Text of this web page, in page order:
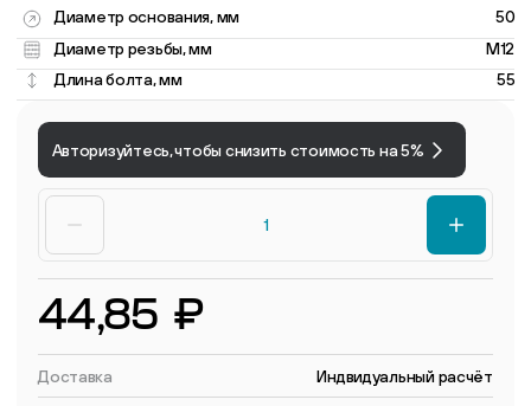
Диаметр основания, мм
50
Диаметр резьбы, мм
M12
Длина болта, мм
55
Авторизуйтесь, чтобы снизить стоимость на 5%
44,85 ₽
Доставка Индвидуальный расчёт